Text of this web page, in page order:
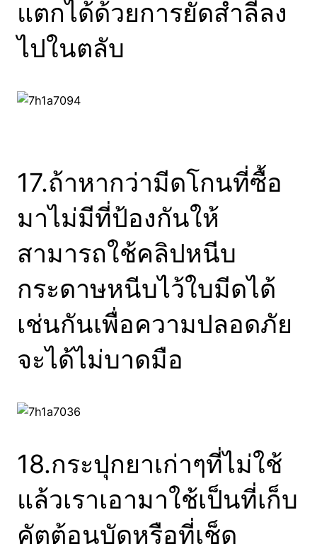
แตกได้ด้วยการยัดสำลีลง
ไปในตลับ
17.ถ้าหากว่ามีดโกนที่ซื้อ
มาไม่มีที่ป้องกันให้
สามารถใช้คลิปหนีบ
กระดาษหนีบไว้ใบมีดได้
เช่นกันเพื่อความปลอดภัย
จะได้ไม่บาดมือ
18.กระปุกยาเก่าๆที่ไม่ใช้
แล้วเราเอามาใช้เป็นที่เก็บ
คัตต้อนบัดหรือที่เช็ด